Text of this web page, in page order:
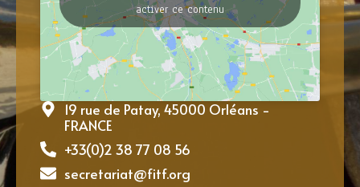
activer ce contenu
19 rue de Patay, 45000 Orléans -
FRANCE
+33(0)2 38 77 08 56
secretariat@fitf.org